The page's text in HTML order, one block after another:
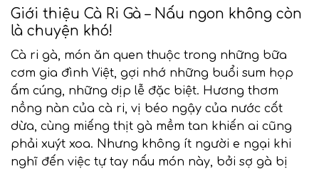
Giới thiệu Cà Ri Gà – Nấu ngon không còn
là chuyện khó!
Cà ri gà, món ăn quen thuộc trong những bữa
cơm gia đình Việt, gợi nhớ những buổi sum họp
ấm cúng, những dịp lễ đặc biệt. Hương thơm
nồng nàn của cà ri, vị béo ngậy của nước cốt
dừa, cùng miếng thịt gà mềm tan khiến ai cũng
phải xuýt xoa. Nhưng không ít người e ngại khi
nghĩ đến việc tự tay nấu món này, bởi sợ gà bị